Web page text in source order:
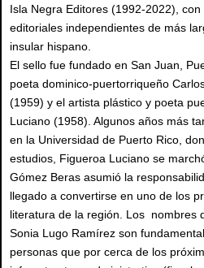
Isla Negra Editores (1992-2022),
editoriales independientes de más
insular hispano.
El sello fue fundado en San Juan,
poeta dominico-puertorriqueño
(1959) y el artista plástico y poeta
Luciano (1958). Algunos años más
en la Universidad de Puerto Rico,
estudios, Figueroa Luciano se
Gómez Beras asumió la
llegado a convertirse en uno de los
literatura de la región. Los nombres
Sonia Lugo Ramírez son
personas que por cerca de los